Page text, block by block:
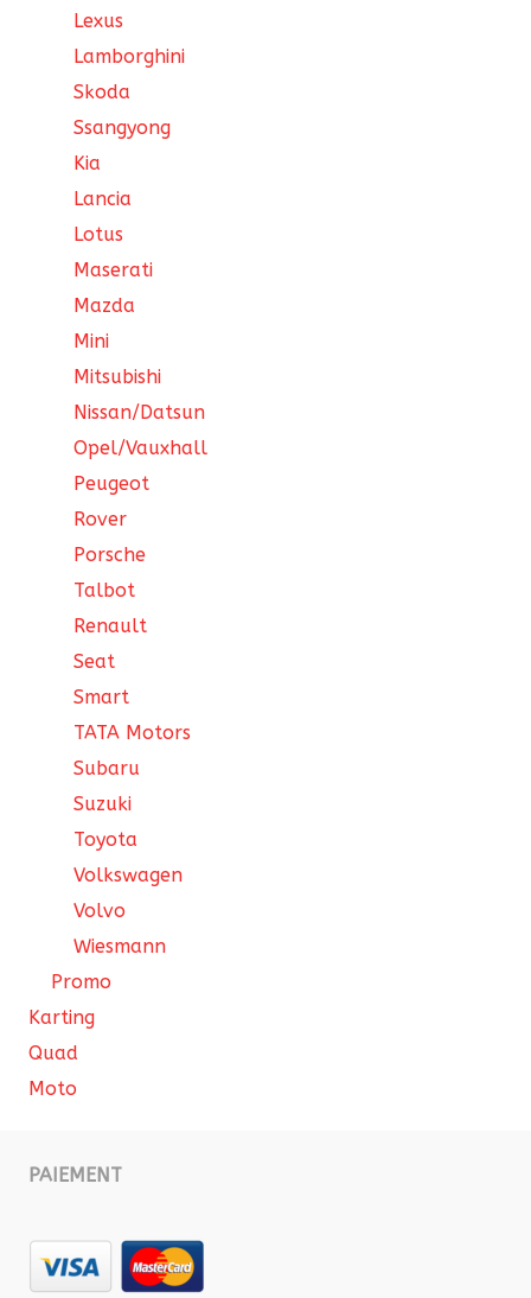
Lexus
Lamborghini
Skoda
Ssangyong
Kia
Lancia
Lotus
Maserati
Mazda
Mini
Mitsubishi
Nissan/Datsun
Opel/Vauxhall
Peugeot
Rover
Porsche
Talbot
Renault
Seat
Smart
TATA Motors
Subaru
Suzuki
Toyota
Volkswagen
Volvo
Wiesmann
Promo
Karting
Quad
Moto
PAIEMENT